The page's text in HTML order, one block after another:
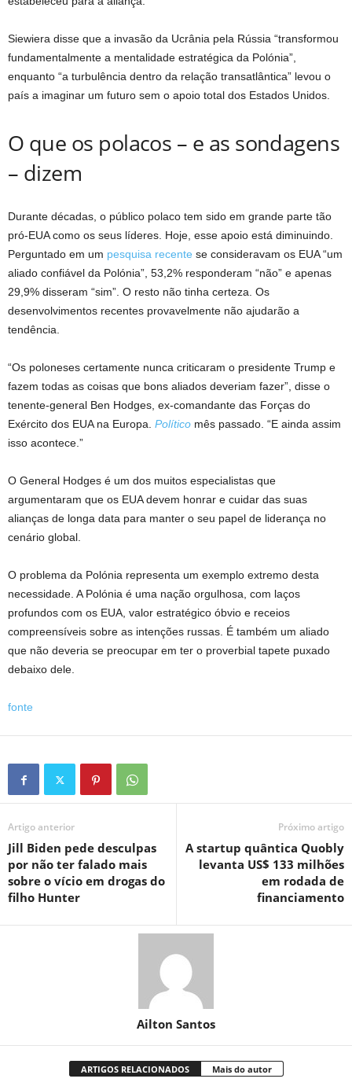
Siewiera disse que a invasão da Ucrânia pela Rússia “transformou
fundamentalmente a mentalidade estratégica da Polónia”,
enquanto “a turbulência dentro da relação transatlântica” levou o
país a imaginar um futuro sem o apoio total dos Estados Unidos.
O que os polacos – e as sondagens
– dizem
Durante décadas, o público polaco tem sido em grande parte tão
pró-EUA como os seus líderes. Hoje, esse apoio está diminuindo.
Perguntado em um pesquisa recente se consideravam os EUA “um
aliado confiável da Polónia”, 53,2% responderam “não” e apenas
29,9% disseram “sim”. O resto não tinha certeza. Os
desenvolvimentos recentes provavelmente não ajudarão a
tendência.
“Os poloneses certamente nunca criticaram o presidente Trump e
fazem todas as coisas que bons aliados deveriam fazer”, disse o
tenente-general Ben Hodges, ex-comandante das Forças do
Exército dos EUA na Europa. Político mês passado. “E ainda assim
isso acontece.”
O General Hodges é um dos muitos especialistas que
argumentaram que os EUA devem honrar e cuidar das suas
alianças de longa data para manter o seu papel de liderança no
cenário global.
O problema da Polónia representa um exemplo extremo desta
necessidade. A Polónia é uma nação orgulhosa, com laços
profundos com os EUA, valor estratégico óbvio e receios
compreensíveis sobre as intenções russas. É também um aliado
que não deveria se preocupar em ter o proverbial tapete puxado
debaixo dele.
fonte
Artigo anterior
Jill Biden pede desculpas
por não ter falado mais
sobre o vício em drogas do
filho Hunter
Próximo artigo
A startup quântica Quobly
levanta US$ 133 milhões
em rodada de
financiamento
Ailton Santos
ARTIGOS RELACIONADOS Mais do autor